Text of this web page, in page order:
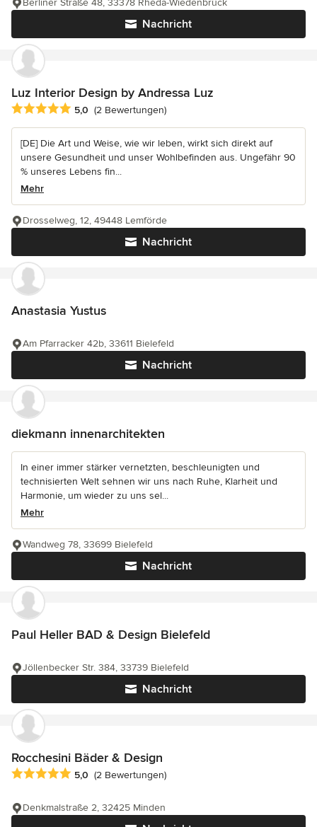
Nachricht
Luz Interior Design by Andressa Luz
Durchschnittliche Bewertung: 5 von 5 Sternen
5,0 (2 Bewertungen)
[DE] Die Art und Weise, wie wir leben, wirkt sich direkt auf
unsere Gesundheit und unser Wohlbefinden aus. Ungefähr 90
% unseres Lebens fin...
Mehr
Nachricht
Drosselweg, 12, 49448 Lemförde
Anastasia Yustus
Nachricht
Am Pfarracker 42b, 33611 Bielefeld
diekmann innenarchitekten
In einer immer stärker vernetzten, beschleunigten und
technisierten Welt sehnen wir uns nach Ruhe, Klarheit und
Harmonie, um wieder zu uns sel...
Mehr
Nachricht
Wandweg 78, 33699 Bielefeld
Paul Heller BAD & Design Bielefeld
Nachricht
Jöllenbecker Str. 384, 33739 Bielefeld
Rocchesini Bäder & Design
Durchschnittliche Bewertung: 5 von 5 Sternen
5,0 (2 Bewertungen)
Denkmalstraße 2, 32425 Minden